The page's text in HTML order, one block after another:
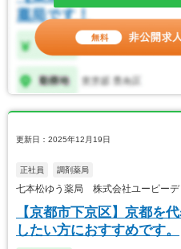
更新日：2025年12月19日
正社員 調剤薬局
七本松ゆう薬局 株式会社ユーピーデ
【京都市下京区】京都を
したい方におすすめです。